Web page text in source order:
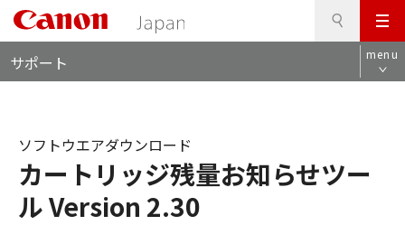
メ
ニ
ュ
サポート menu
カートリッジ残量お知らせツー
ル Version 2.30
ソフトウエアダウンロード